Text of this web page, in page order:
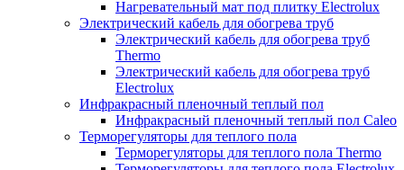
Нагревательный мат под плитку Electrolux
Электрический кабель для обогрева труб
Электрический кабель для обогрева труб
Thermo
Электрический кабель для обогрева труб
Electrolux
Инфракрасный пленочный теплый пол
Инфракрасный пленочный теплый пол Caleo
Терморегуляторы для теплого пола
Терморегуляторы для теплого пола Thermo